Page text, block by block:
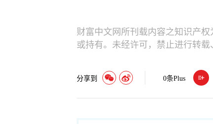
财富中文网所刊载内容之知识产
或持有。未经许可，禁止进行转载
分享到 0条Plus